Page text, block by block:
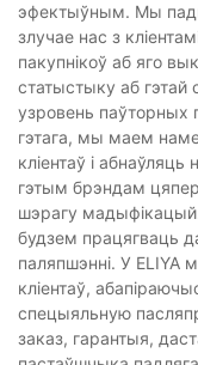
эфектыўным. Мы
злучае нас з
пакупнікоў аб яго
статыстыку аб
узровень паўторных
гэтага, мы маем
кліентаў і
гэтым брэндам
шэрагу
будзем працягваць
паляпшэнні. У ELIYA
кліентаў,
спецыяльную
заказ, гарантыя,